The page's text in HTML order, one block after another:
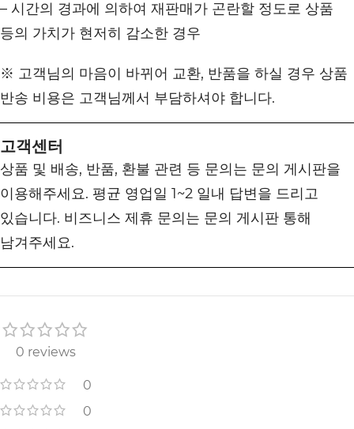
– 시간의 경과에 의하여 재판매가 곤란할 정도로 상품
등의 가치가 현저히 감소한 경우
※ 고객님의 마음이 바뀌어 교환, 반품을 하실 경우 상품
반송 비용은 고객님께서 부담하셔야 합니다.
고객센터
상품 및 배송, 반품, 환불 관련 등 문의는 문의 게시판을
이용해주세요. 평균 영업일 1~2 일내 답변을 드리고
있습니다. 비즈니스 제휴 문의는 문의 게시판 통해
남겨주세요.
0 reviews
0
0